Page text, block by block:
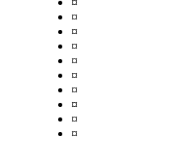
¤
¤
¤
¤
¤
¤
¤
¤
¤